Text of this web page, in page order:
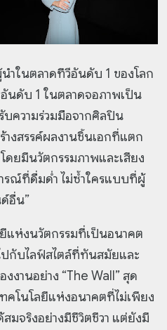
ำในตลาดทีวีอันดับ 1 ของโลก
นดับ 1 ในตลาดจอภาพเป็น
บความร่วมมือจากศิลปิน
งสรรค์ผลงานชิ้นเอกที่แตก
ดยมีนวัตกรรมภาพและเสียง
ณ์ที่ดื่มด่ำ ไม่ซ้ำใครแบบที่ผู้
อื่น”
แห่งนวัตกรรมที่เป็นอนาคต
กับไลฟ์สไตล์ที่ทันสมัยและ
งงานอย่าง “The Wall” สุด
คโนโลยีแห่งอนาคตที่ไม่เพียง
มจริงอย่างมีชีวิตชีวา แต่ยังมี